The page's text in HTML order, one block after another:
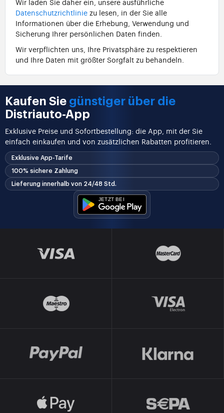
Datenschutzrichtlinie zu lesen, in der Sie alle
Informationen über die Erhebung, Verwendung und
Sicherung Ihrer persönlichen Daten finden.
Wir verpflichten uns, Ihre Privatsphäre zu respektieren
und Ihre Daten mit größter Sorgfalt zu behandeln.
Kaufen Sie günstiger über die
Distriauto-App
Exklusive Preise und Sofortbestellung: die App, mit der Sie
einfach einkaufen und von zusätzlichen Rabatten profitieren.
Exklusive App-Tarife
100% sichere Zahlung
Lieferung innerhalb von 24/48 Std.